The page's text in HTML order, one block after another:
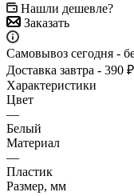
Нашли дешевле?
Заказать
Самовывоз сегодня -
Доставка завтра - 390 ₽
Характеристики
Цвет
—
Белый
Материал
—
Пластик
Размер, мм